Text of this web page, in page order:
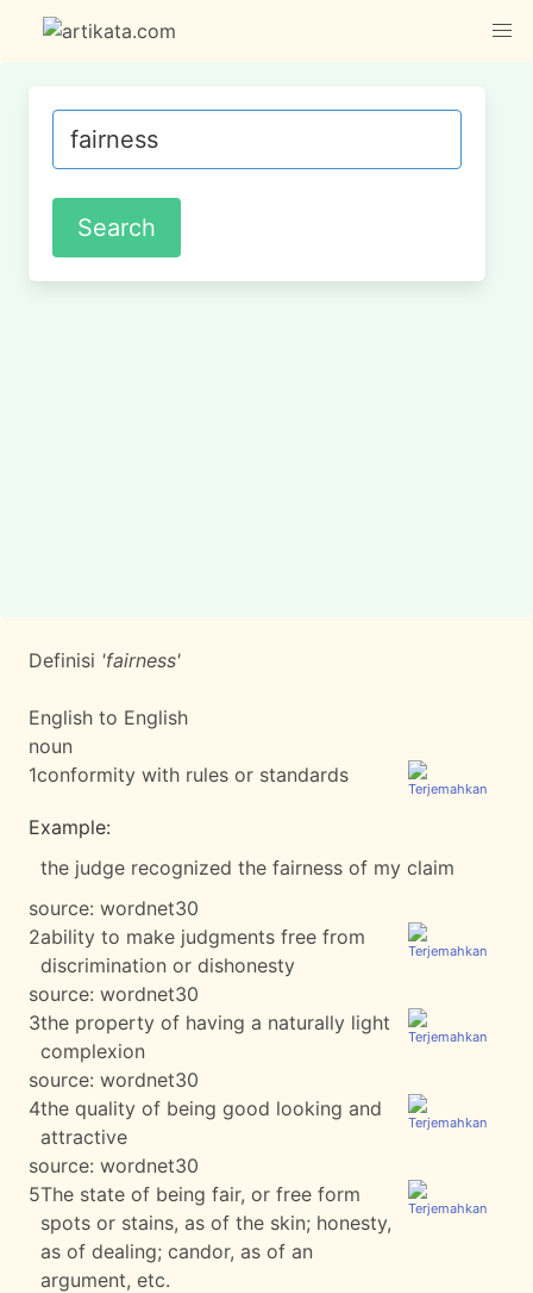
Definisi 'fairness'
English to English
noun
1conformity with rules or standards
Example:
the judge recognized the fairness of my claim
source: wordnet30
2ability to make judgments free from
discrimination or dishonesty
source: wordnet30
3the property of having a naturally light
complexion
source: wordnet30
4the quality of being good looking and
attractive
source: wordnet30
5The state of being fair, or free form
spots or stains, as of the skin; honesty,
as of dealing; candor, as of an
argument, etc.